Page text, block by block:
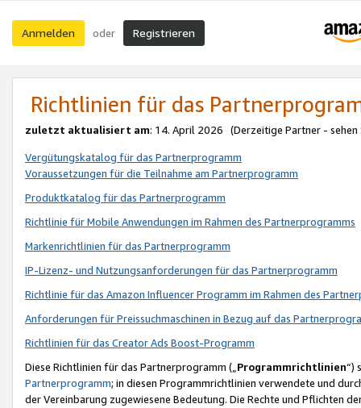
Anmelden oder Registrieren
Richtlinien für das
zuletzt aktualisiert am: 14. April 2026 (Derzeitige Partner - sehen
Vergütungskatalog für das Partnerprogramm
Voraussetzungen für die Teilnahme am Partnerprogramm
Produktkatalog für das Partnerprogramm
Richtlinie für Mobile Anwendungen im Rahmen des Partnerprogramms
Markenrichtlinien für das Partnerprogramm
IP-Lizenz- und Nutzungsanforderungen für das Partnerprogramm
Richtlinie für das Amazon Influencer Programm im Rahmen des
Anforderungen für Preissuchmaschinen in Bezug auf das
Richtlinien für das Creator Ads Boost-Programm
Diese Richtlinien für das Partnerprogramm („Programmrichtlinien“)
Partnerprogramm; in diesen Programmrichtlinien verwendete und
der Vereinbarung zugewiesene Bedeutung. Die Rechte und Pflichten